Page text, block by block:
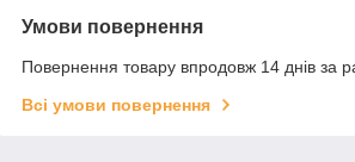
Умови повернення
Повернення товару впродовж 14 днів за
Всі умови повернення